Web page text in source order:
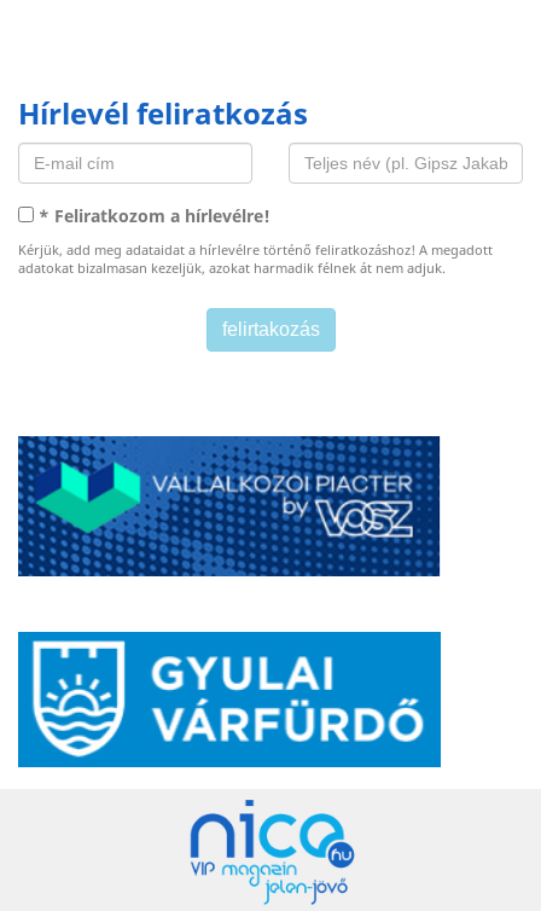
Hírlevél feliratkozás
* Feliratkozom a hírlevélre!
Kérjük, add meg adataidat a hírlevélre történő feliratkozáshoz! A megadott
adatokat bizalmasan kezeljük, azokat harmadik félnek át nem adjuk.